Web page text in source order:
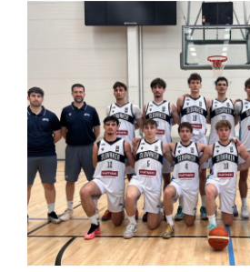
Majstrovstvá Košického kraja
V júni sa v Michalovciach
ročník turnaja v 3x3 basketbale.